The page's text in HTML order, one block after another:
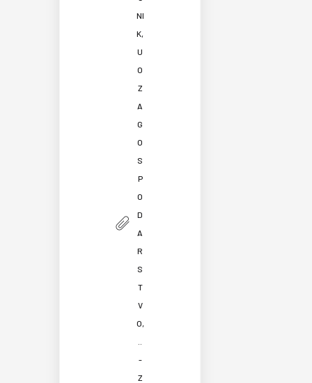
NI
K,
U
O
Z
A
G
O
S
P
O
D
A
R
S
T
V
O,
-
Z